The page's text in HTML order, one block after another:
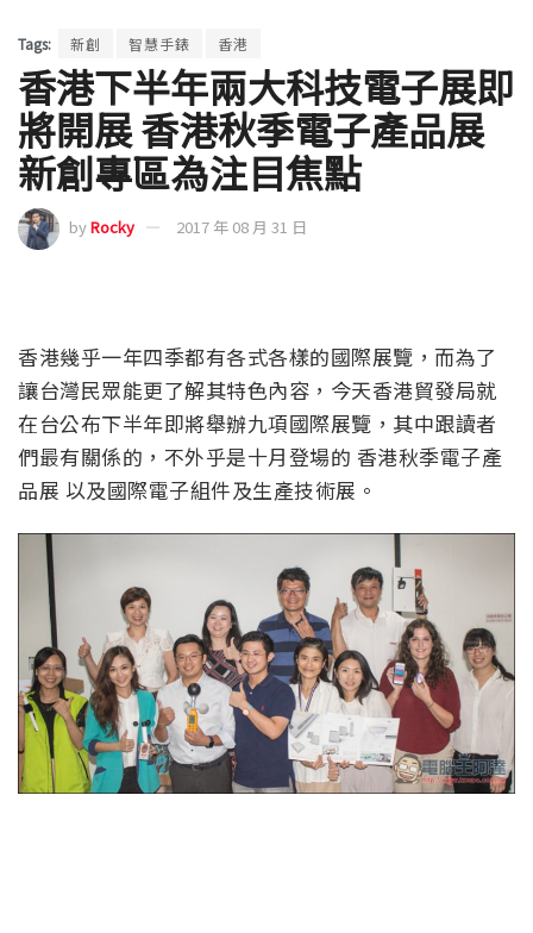
Tags: 新創 智慧手錶 香港
香港下半年兩大科技電子展即
將開展 香港秋季電子產品展
新創專區為注目焦點
byRocky 2017 年 08 月 31 日
香港幾乎一年四季都有各式各樣的國際展覽，而為了
讓台灣民眾能更了解其特色內容，今天香港貿發局就
在台公布下半年即將舉辦九項國際展覽，其中跟讀者
們最有關係的，不外乎是十月登場的 香港秋季電子產
品展 以及國際電子組件及生產技術展。